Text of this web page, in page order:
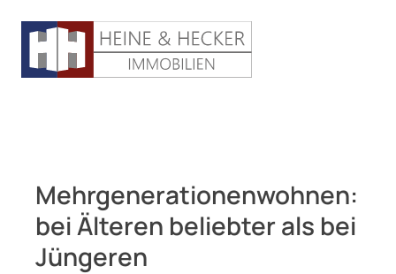
Mehrgenerationenwohnen:
bei Älteren beliebter als bei
Jüngeren